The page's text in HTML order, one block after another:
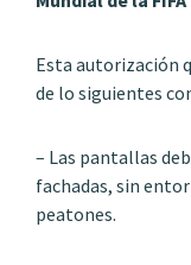
Esta autorización
de lo siguientes
– Las pantallas
fachadas, sin
peatones.